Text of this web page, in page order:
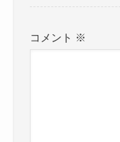
コメント ※